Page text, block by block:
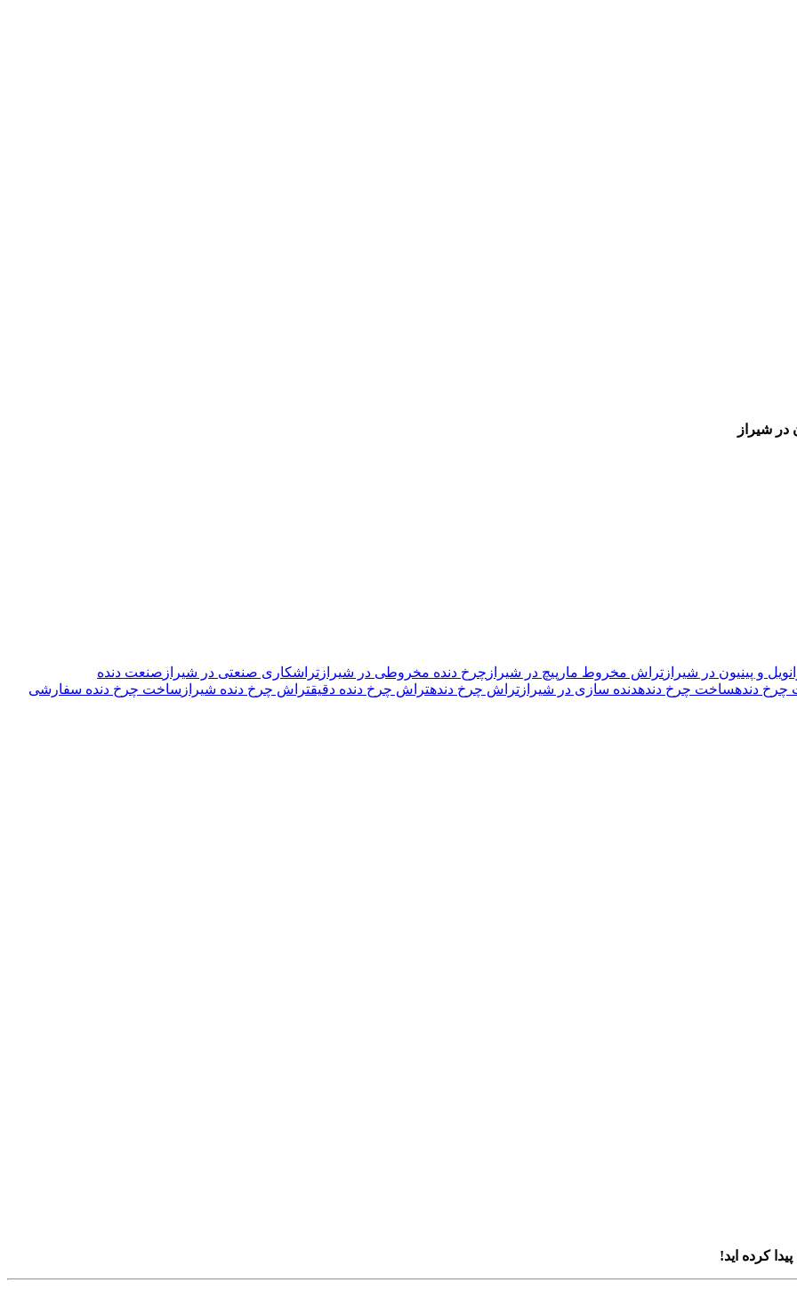
شیراز
و پینیون در شیراز تراش مخروط مارپیچ در شیراز چرخ دنده مخروطی در شیراز تراشکاری صنعتی در شیراز صنعت دنده
چرخ دندهساخت چرخ دندهدنده سازی در شیراز تراش چرخ دندهتراش چرخ دنده دقیقتراش چرخ دنده شیراز ساخت چرخ دنده سفارشی
پیدا کرده اید!